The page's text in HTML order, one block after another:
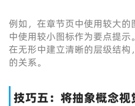
例如，在章节页中使用较大
中使用较小图标作为要点提
在无形中建立清晰的层级结
的关系。
技巧五：将抽象概念